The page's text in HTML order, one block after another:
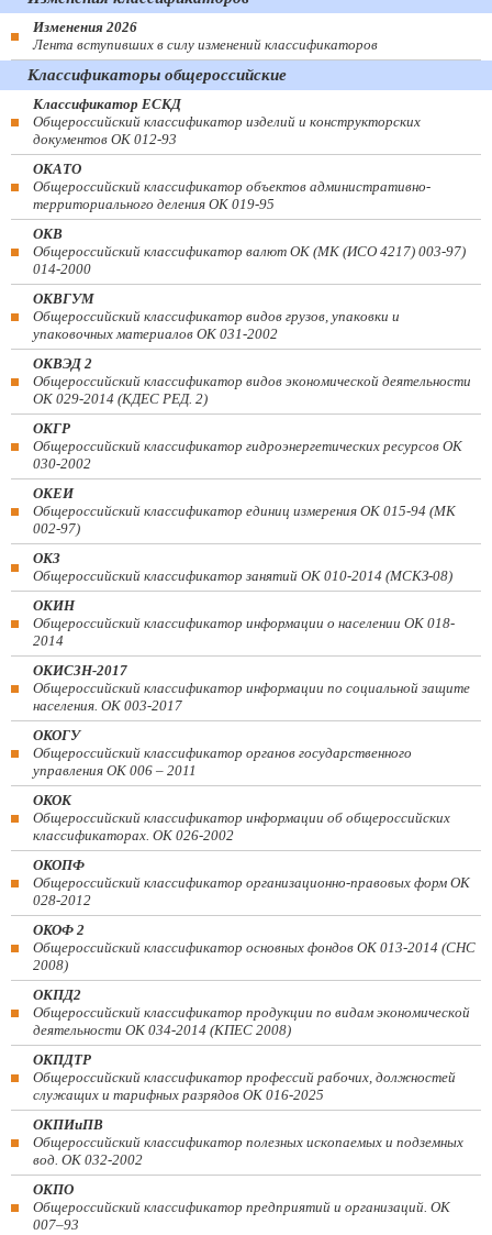
Изменения 2026
Лента вступивших в силу изменений классификаторов
Классификаторы общероссийские
Классификатор ЕСКД
Общероссийский классификатор изделий и конструкторских
документов ОК 012-93
ОКАТО
Общероссийский классификатор объектов административно-
территориального деления ОК 019-95
ОКВ
Общероссийский классификатор валют ОК (МК (ИСО 4217) 003-97)
014-2000
ОКВГУМ
Общероссийский классификатор видов грузов, упаковки и
упаковочных материалов ОК 031-2002
ОКВЭД 2
Общероссийский классификатор видов экономической деятельности
ОК 029-2014 (КДЕС РЕД. 2)
ОКГР
Общероссийский классификатор гидроэнергетических ресурсов ОК
030-2002
ОКЕИ
Общероссийский классификатор единиц измерения ОК 015-94 (МК
002-97)
ОКЗ
Общероссийский классификатор занятий ОК 010-2014 (МСКЗ-08)
ОКИН
Общероссийский классификатор информации о населении ОК 018-
2014
ОКИСЗН-2017
Общероссийский классификатор информации по социальной защите
населения. ОК 003-2017
ОКОГУ
Общероссийский классификатор органов государственного
управления ОК 006 – 2011
ОКОК
Общероссийский классификатор информации об общероссийских
классификаторах. ОК 026-2002
ОКОПФ
Общероссийский классификатор организационно-правовых форм ОК
028-2012
ОКОФ 2
Общероссийский классификатор основных фондов ОК 013-2014 (СНС
2008)
ОКПД2
Общероссийский классификатор продукции по видам экономической
деятельности ОК 034-2014 (КПЕС 2008)
ОКПДТР
Общероссийский классификатор профессий рабочих, должностей
служащих и тарифных разрядов ОК 016-2025
ОКПИиПВ
Общероссийский классификатор полезных ископаемых и подземных
вод. ОК 032-2002
ОКПО
Общероссийский классификатор предприятий и организаций. ОК
007–93